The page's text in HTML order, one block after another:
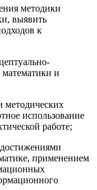
методики
выявить
к
и
методических
использование
работе;
применением